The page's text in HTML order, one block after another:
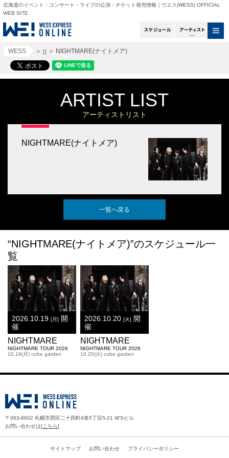
北海道のイベント・コンサート・ライブの公演・チケット発売情報｜ウエス(WESS) OFFICIAL
WEB SITE
スケジュールアー
WESS ＞ n ＞ NIGHTMARE(ナイトメア)
ARTIST LIST
アーティストリスト
NIGHTMARE(ナイトメア)
一覧へ戻る
“NIGHTMARE(ナイトメア)”のスケジュール一
覧
2026.10.19 [月] 開
催
NIGHTMARE
NIGHTMARE TOUR 2026
10.19(月) cube garden
2026.10.20 [火] 開
催
NIGHTMARE
NIGHTMARE TOUR 2026
10.20(火) cube garden
〒063-8602 札幌市西区二十四軒4条5丁目5-21 W'Sビル
お問い合わせは[こちら]
サイトマップ お問い合わせ プライバシーポリシー